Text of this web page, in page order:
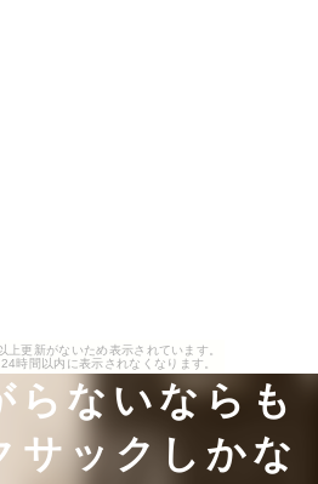
更新がないため表示されています。
時間以内に表示されなくなります。
らないならも
サックしかな